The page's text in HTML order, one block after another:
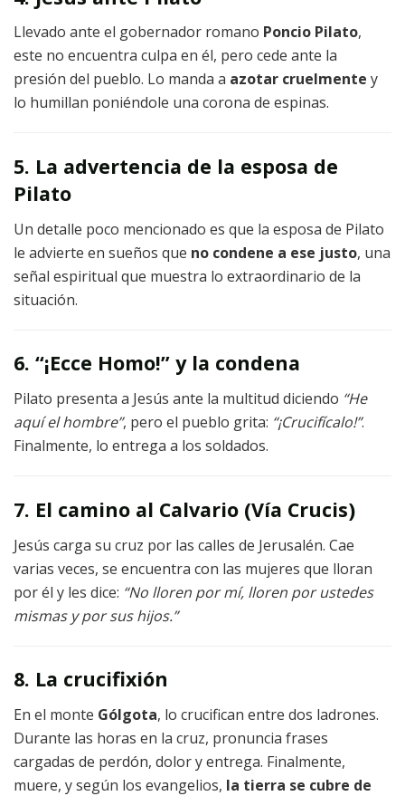
Llevado ante el gobernador romano Poncio Pilato,
este no encuentra culpa en él, pero cede ante la
presión del pueblo. Lo manda a azotar cruelmente y
lo humillan poniéndole una corona de espinas.
5. La advertencia de la esposa de
Pilato
Un detalle poco mencionado es que la esposa de Pilato
le advierte en sueños que no condene a ese justo, una
señal espiritual que muestra lo extraordinario de la
situación.
6. “¡Ecce Homo!” y la condena
Pilato presenta a Jesús ante la multitud diciendo “He
aquí el hombre”, pero el pueblo grita: “¡Crucifícalo!”.
Finalmente, lo entrega a los soldados.
7. El camino al Calvario (Vía Crucis)
Jesús carga su cruz por las calles de Jerusalén. Cae
varias veces, se encuentra con las mujeres que lloran
por él y les dice: “No lloren por mí, lloren por ustedes
mismas y por sus hijos.”
8. La crucifixión
En el monte Gólgota, lo crucifican entre dos ladrones.
Durante las horas en la cruz, pronuncia frases
cargadas de perdón, dolor y entrega. Finalmente,
muere, y según los evangelios, la tierra se cubre de